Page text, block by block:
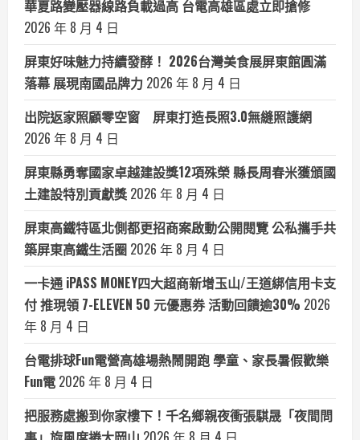
華夏路變壓器線路負載過高 台電高雄區處立即搶修
2026 年 8 月 4 日
屏東好味魅力持續發酵！ 2026台灣美食展屏東館圓滿
落幕 展現南國品牌力 2026 年 8 月 4 日
出院返家照顧零空窗 屏東打造長照3.0無縫照護網
2026 年 8 月 4 日
屏東縣勇奪國家卓越建設獎12項殊榮 縣長周春米獲頒國
土建設特別貢獻獎 2026 年 8 月 4 日
屏東高鐵特區北側都更招商案啟動公開閱覽 公私攜手共
築屏東高鐵生活圈 2026 年 8 月 4 日
一卡通 iPASS MONEY四大超商新增玉山/王道綁信用卡支
付 推現領 7-ELEVEN 50 元優惠券 活動回饋逾30% 2026
年 8 月 4 日
台電排球Fun電營高雄場熱鬧開跑 學童、家長暑假歡樂
Fun電 2026 年 8 月 4 日
把服務處搬到你家樓下！千名鄉親夜衝張騏晟「夜間問